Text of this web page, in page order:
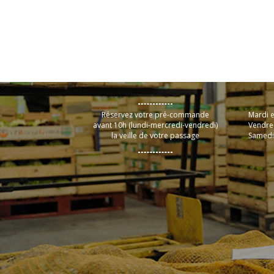
Réservez votre pré-commande
avant 10h (lundi-mercredi-vendredi)
la veille de votre passage
Mardi